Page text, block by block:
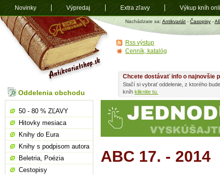
Antikvariát
shop.sk
Nachádzate sa: Antikvariát - Časopisy -
ABC 17. - 2014
Chcete dostávať info o najnovšie
Stačí si vybrať oddelenie, z ktorého
kníh kliknite tu.
Oddelenia obchodu
50 - 80 % ZĽAVY
Hitovky mesiaca
Knihy do Eura
Knihy s podpisom autora
Beletria, Poézia
Cestopisy
Rss výstup
Cenník, katalóg
Novinky Výpredaj Extra zľavy Výkup kníh